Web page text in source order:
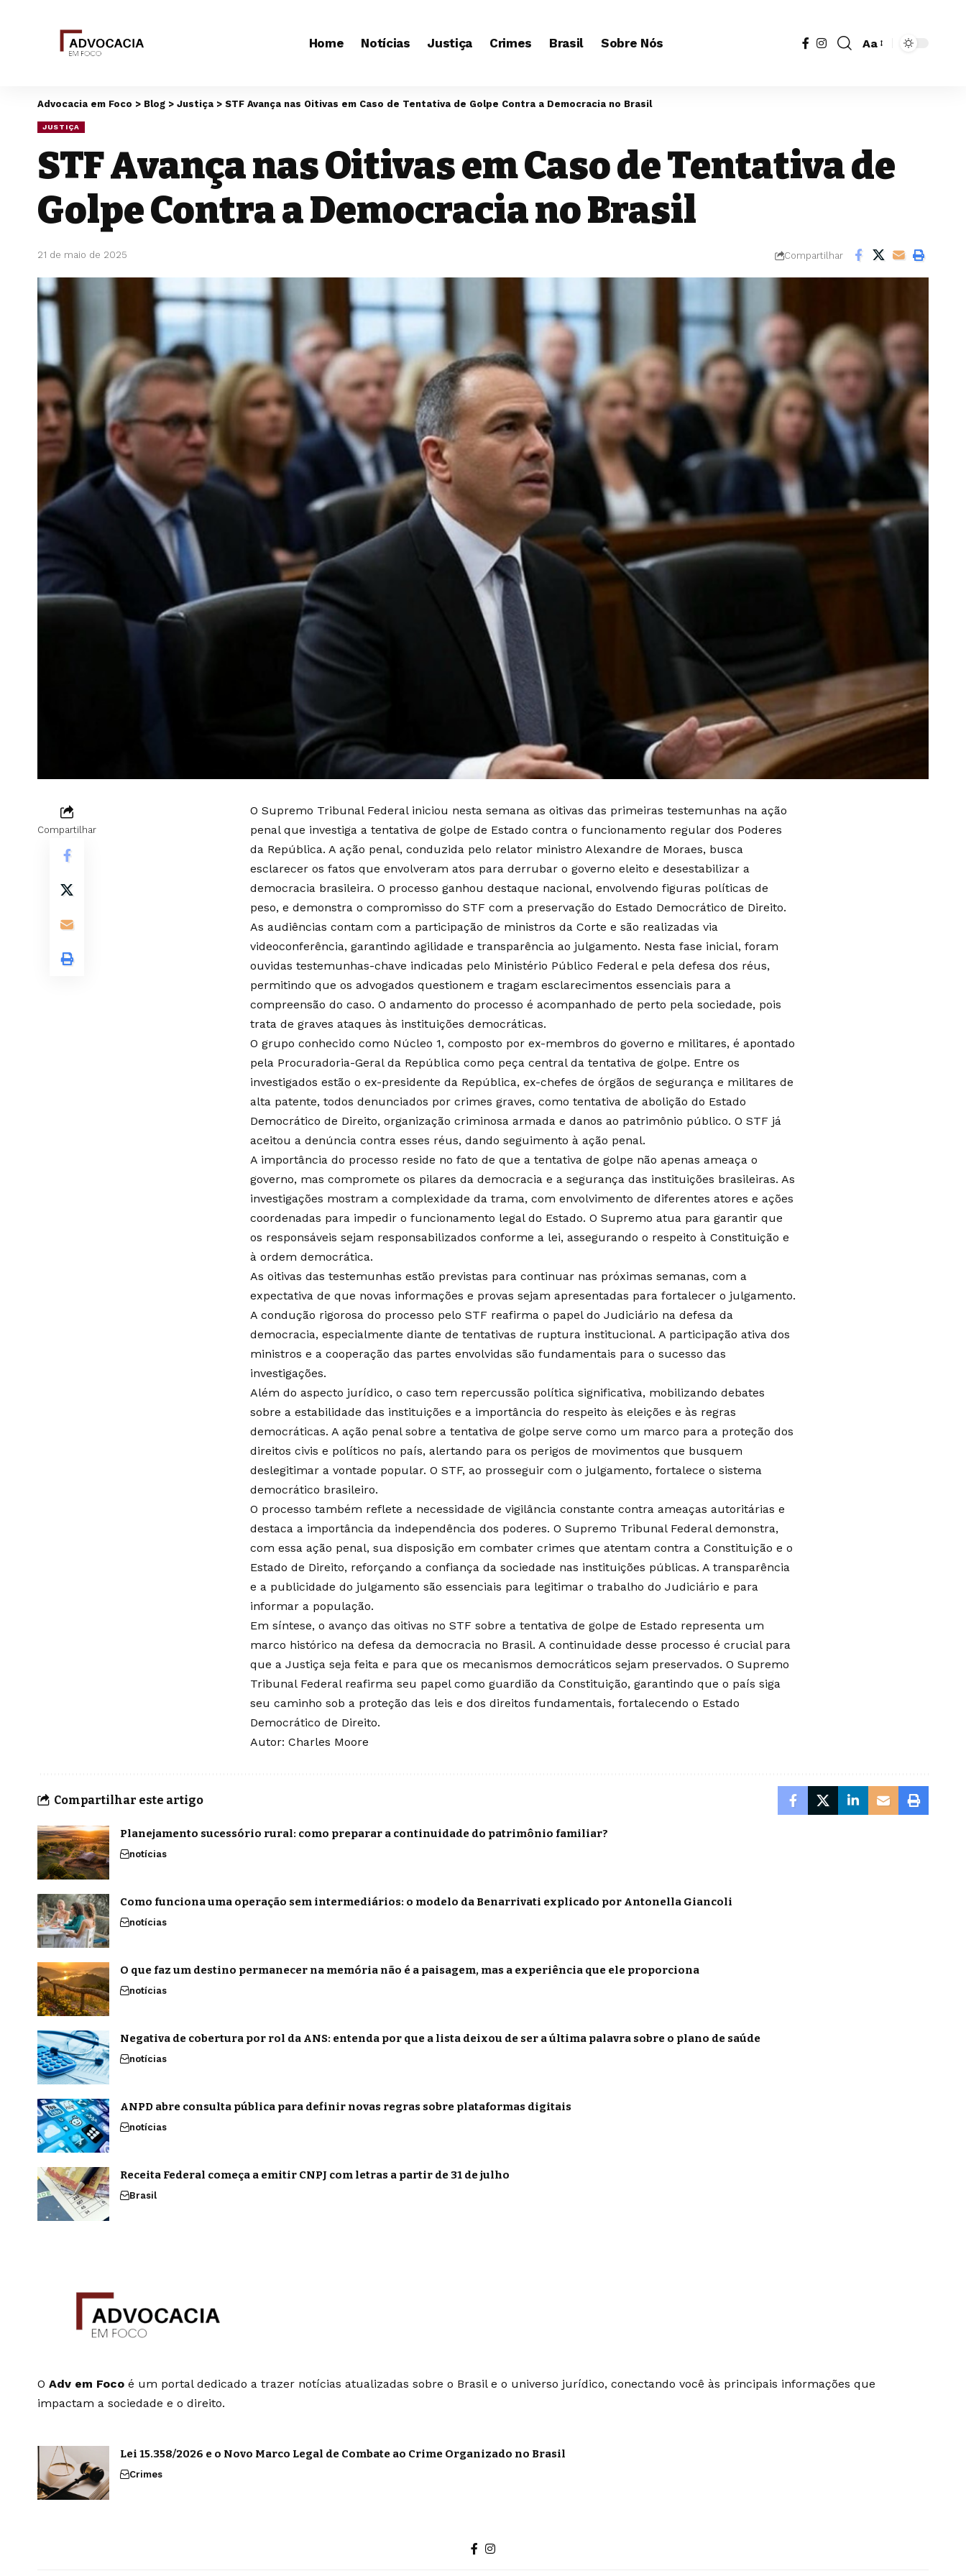
Home Notícias Justiça Crimes Brasil Sobre Nós
Redimensionador
Aa
Advocacia em Foco > Blog > Justiça > STF Avança nas Oitivas em Caso de Tentativa de Golpe Contra a Democracia no Brasil
JUSTIÇA
STF Avança nas Oitivas em Caso de Tentativa de
Golpe Contra a Democracia no Brasil
21 de maio de 2025 Compartilhar
Compartilhar
O Supremo Tribunal Federal iniciou nesta semana as oitivas das primeiras testemunhas na ação
penal que investiga a tentativa de golpe de Estado contra o funcionamento regular dos Poderes
da República. A ação penal, conduzida pelo relator ministro Alexandre de Moraes, busca
esclarecer os fatos que envolveram atos para derrubar o governo eleito e desestabilizar a
democracia brasileira. O processo ganhou destaque nacional, envolvendo figuras políticas de
peso, e demonstra o compromisso do STF com a preservação do Estado Democrático de Direito.
As audiências contam com a participação de ministros da Corte e são realizadas via
videoconferência, garantindo agilidade e transparência ao julgamento. Nesta fase inicial, foram
ouvidas testemunhas-chave indicadas pelo Ministério Público Federal e pela defesa dos réus,
permitindo que os advogados questionem e tragam esclarecimentos essenciais para a
compreensão do caso. O andamento do processo é acompanhado de perto pela sociedade, pois
trata de graves ataques às instituições democráticas.
O grupo conhecido como Núcleo 1, composto por ex-membros do governo e militares, é apontado
pela Procuradoria-Geral da República como peça central da tentativa de golpe. Entre os
investigados estão o ex-presidente da República, ex-chefes de órgãos de segurança e militares de
alta patente, todos denunciados por crimes graves, como tentativa de abolição do Estado
Democrático de Direito, organização criminosa armada e danos ao patrimônio público. O STF já
aceitou a denúncia contra esses réus, dando seguimento à ação penal.
A importância do processo reside no fato de que a tentativa de golpe não apenas ameaça o
governo, mas compromete os pilares da democracia e a segurança das instituições brasileiras. As
investigações mostram a complexidade da trama, com envolvimento de diferentes atores e ações
coordenadas para impedir o funcionamento legal do Estado. O Supremo atua para garantir que
os responsáveis sejam responsabilizados conforme a lei, assegurando o respeito à Constituição e
à ordem democrática.
As oitivas das testemunhas estão previstas para continuar nas próximas semanas, com a
expectativa de que novas informações e provas sejam apresentadas para fortalecer o julgamento.
A condução rigorosa do processo pelo STF reafirma o papel do Judiciário na defesa da
democracia, especialmente diante de tentativas de ruptura institucional. A participação ativa dos
ministros e a cooperação das partes envolvidas são fundamentais para o sucesso das
investigações.
Além do aspecto jurídico, o caso tem repercussão política significativa, mobilizando debates
sobre a estabilidade das instituições e a importância do respeito às eleições e às regras
democráticas. A ação penal sobre a tentativa de golpe serve como um marco para a proteção dos
direitos civis e políticos no país, alertando para os perigos de movimentos que busquem
deslegitimar a vontade popular. O STF, ao prosseguir com o julgamento, fortalece o sistema
democrático brasileiro.
O processo também reflete a necessidade de vigilância constante contra ameaças autoritárias e
destaca a importância da independência dos poderes. O Supremo Tribunal Federal demonstra,
com essa ação penal, sua disposição em combater crimes que atentam contra a Constituição e o
Estado de Direito, reforçando a confiança da sociedade nas instituições públicas. A transparência
e a publicidade do julgamento são essenciais para legitimar o trabalho do Judiciário e para
informar a população.
Em síntese, o avanço das oitivas no STF sobre a tentativa de golpe de Estado representa um
marco histórico na defesa da democracia no Brasil. A continuidade desse processo é crucial para
que a Justiça seja feita e para que os mecanismos democráticos sejam preservados. O Supremo
Tribunal Federal reafirma seu papel como guardião da Constituição, garantindo que o país siga
seu caminho sob a proteção das leis e dos direitos fundamentais, fortalecendo o Estado
Democrático de Direito.
Autor: Charles Moore
Compartilhar este artigo
Planejamento sucessório rural: como preparar a continuidade do patrimônio familiar?
notícias
Como funciona uma operação sem intermediários: o modelo da Benarrivati explicado por Antonella Giancoli
notícias
O que faz um destino permanecer na memória não é a paisagem, mas a experiência que ele proporciona
notícias
Negativa de cobertura por rol da ANS: entenda por que a lista deixou de ser a última palavra sobre o plano de saúde
notícias
ANPD abre consulta pública para definir novas regras sobre plataformas digitais
notícias
Receita Federal começa a emitir CNPJ com letras a partir de 31 de julho
Brasil
O Adv em Foco é um portal dedicado a trazer notícias atualizadas sobre o Brasil e o universo jurídico, conectando você às principais informações que
impactam a sociedade e o direito.
Lei 15.358/2026 e o Novo Marco Legal de Combate ao Crime Organizado no Brasil
Crimes